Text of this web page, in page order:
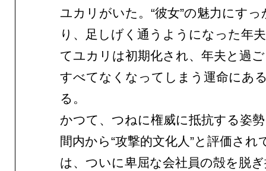
ユカリがいた。“彼女”の魅力にす
り、足しげく通うようになった年
てユカリは初期化され、年夫と過
すべてなくなってしまう運命にあ
る。
かつて、つねに権威に抵抗する姿
間内から“攻撃的文化人”と評価され
は、ついに卑屈な会社員の殻を脱